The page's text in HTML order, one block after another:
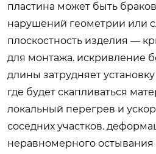
пластина может быть
нарушений геометрии или
плоскостность изделия —
для монтажа. искривление
длины затрудняет
где будет скапливаться
локальный перегрев и
соседних участков.
неравномерного